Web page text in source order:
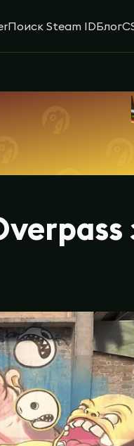
Поиск Steam IDБлог